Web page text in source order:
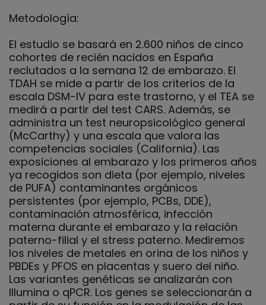
Metodología:
El estudio se basará en 2.600 niños de cinco
cohortes de recién nacidos en España
reclutados a la semana 12 de embarazo. El
TDAH se mide a partir de los criterios de la
escala DSM-IV para este trastorno, y el TEA se
medirá a partir del test CARS. Además, se
administra un test neuropsicológico general
(McCarthy) y una escala que valora las
competencias sociales (California). Las
exposiciones al embarazo y los primeros años
ya recogidos son dieta (por ejemplo, niveles
de PUFA) contaminantes orgánicos
persistentes (por ejemplo, PCBs, DDE),
contaminación atmosférica, infección
materna durante el embarazo y la relación
paterno-filial y el stress paterno. Mediremos
los niveles de metales en orina de los niños y
PBDEs y PFOS en placentas y suero del niño.
Las variantes genéticas se analizarán con
Illumina o qPCR. Los genes se seleccionarán a